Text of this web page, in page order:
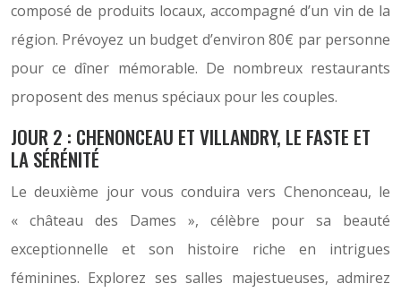
composé de produits locaux, accompagné d’un vin de la
région. Prévoyez un budget d’environ 80€ par personne
pour ce dîner mémorable. De nombreux restaurants
proposent des menus spéciaux pour les couples.
JOUR 2 : CHENONCEAU ET VILLANDRY, LE FASTE ET
LA SÉRÉNITÉ
Le deuxième jour vous conduira vers Chenonceau, le
« château des Dames », célèbre pour sa beauté
exceptionnelle et son histoire riche en intrigues
féminines. Explorez ses salles majestueuses, admirez